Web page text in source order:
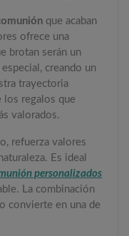
que acaban
ofrece una
brotan serán un
creando un
trayectoria
los regalos que
valorados.
refuerza valores
Es ideal
personalizados
La combinación
convierte en una de